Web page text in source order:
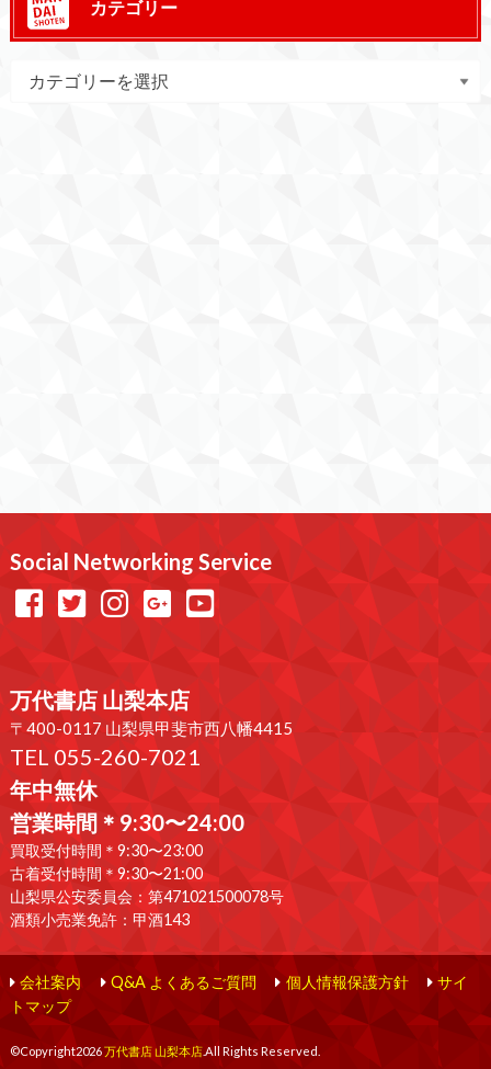
カテゴリー
Social Networking Service
万代書店 山梨本店
〒400-0117 山梨県甲斐市西八幡4415
TEL 055-260-7021
年中無休
営業時間＊9:30〜24:00
買取受付時間＊9:30〜23:00
古着受付時間＊9:30〜21:00
山梨県公安委員会：第471021500078号
酒類小売業免許：甲酒143
会社案内 Q&A よくあるご質問 個人情報保護方針
サイ
トマップ
©Copyright2026万代書店 山梨本店.All Rights Reserved.